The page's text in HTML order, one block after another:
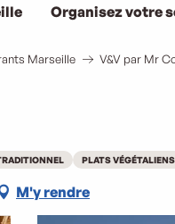
Organisez votre
Marseille V&V par Mr
PLATS VÉGÉTALIENS
M'y rendre